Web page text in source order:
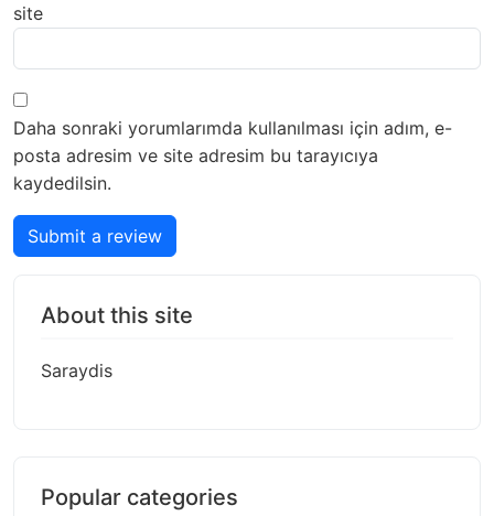
site
Daha sonraki yorumlarımda kullanılması için adım, e-
posta adresim ve site adresim bu tarayıcıya
kaydedilsin.
Submit a review
About this site
Saraydis
Popular categories